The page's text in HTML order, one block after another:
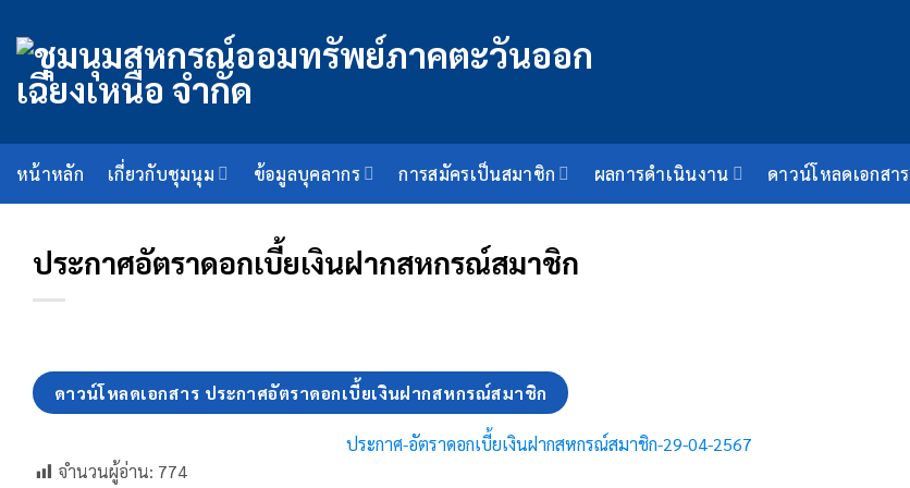
ไป
เนื้อหา
หน้าหลัก เกี่ยวกับชุมนุม ข้อมูลบุคลากร การสมัครเป็นสมาชิก ผลการดำเนินงาน ดาวน์โหลดเอกสาร
ประกาศอัตราดอกเบี้ยเงินฝากสหกรณ์สมาชิก
ดาวน์โหลดเอกสาร ประกาศอัตราดอกเบี้ยเงินฝากสหกรณ์สมาชิก
ประกาศ-อัตราดอกเบี้ยเงินฝากสหกรณ์สมาชิก-29-04-2567
จำนวนผู้อ่าน: 774